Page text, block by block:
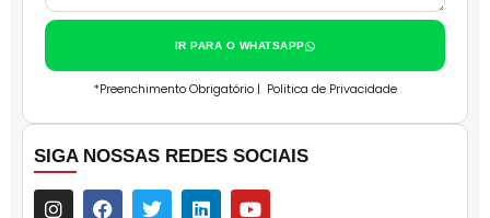
IR PARA O WHATSAPP
*Preenchimento Obrigatório | Politica de Privacidade
SIGA NOSSAS REDES SOCIAIS